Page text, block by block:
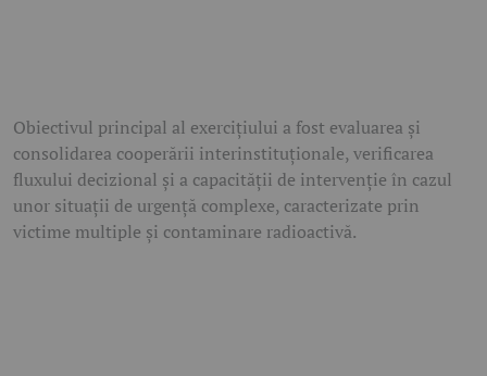
Obiectivul principal al exercițiului a fost evaluarea și
consolidarea cooperării interinstituționale, verificarea
fluxului decizional și a capacității de intervenție în cazul
unor situații de urgență complexe, caracterizate prin
victime multiple și contaminare radioactivă.